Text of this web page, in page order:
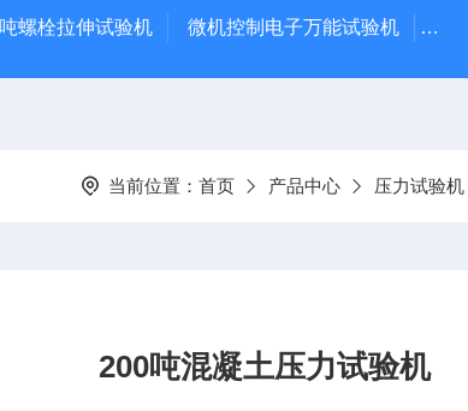
螺栓拉伸试验机 微机控制电子万能试验机 盛
当前位置： 首页 产品中心 压力试验机
200吨混凝土压力试验机